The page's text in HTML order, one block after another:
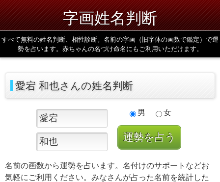
字画姓名判断
すべて無料の姓名判断、相性診断。名前の字画（旧字体の画数で鑑定）で運
勢を占います。赤ちゃんの名づけ命名にもご利用いただけます。
愛宕 和也さんの姓名判断
男 女
名前の画数から運勢を占います。名付けのサポートなどお
気軽にご利用ください。みなさんが占った名前を統計した